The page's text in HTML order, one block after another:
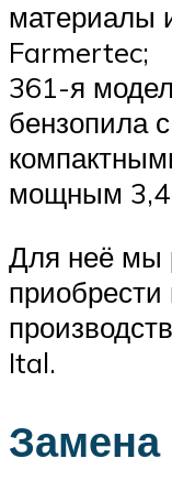
материалы
Farmertec;
361-я
бензопила
мощным
Для неё мы
Ital.
Замена